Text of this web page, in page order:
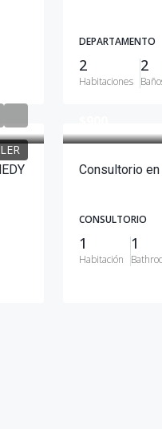
DEPARTAMENTO
2
Habitaciones
2
Consultorio
CONSULTORIO
1
Habitación
1